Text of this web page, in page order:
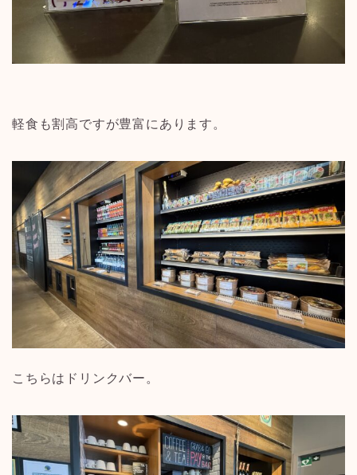
軽食も割高ですが豊富にあります。
こちらはドリンクバー。